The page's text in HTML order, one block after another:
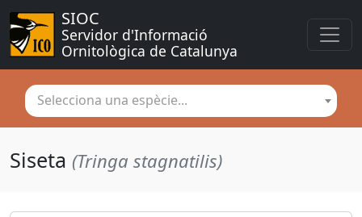
SIOC
Servidor d'Informació
Ornitològica de Catalunya
Selecciona una espècie...
Siseta (Tringa stagnatilis)